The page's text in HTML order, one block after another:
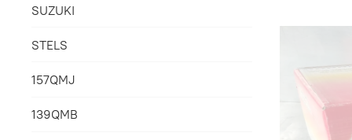
SUZUKI
STELS
157QMJ
139QMB